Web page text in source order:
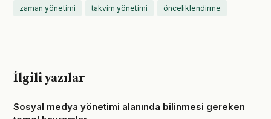
zaman yönetimi takvim yönetimi önceliklendirme
İlgili yazılar
Sosyal medya yönetimi alanında bilinmesi gereken